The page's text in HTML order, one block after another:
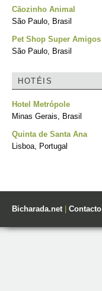
Cãozinho Animal
São Paulo, Brasil
Pet Shop Super Amigos
São Paulo, Brasil
HOTÉIS
Hotel Metrópole
Minas Gerais, Brasil
Quinta de Santa Ana
Lisboa, Portugal
Bicharada.net| Contacto